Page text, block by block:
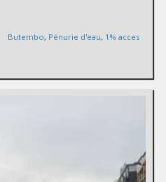
Butembo, Pénurie d'eau, 1% acces